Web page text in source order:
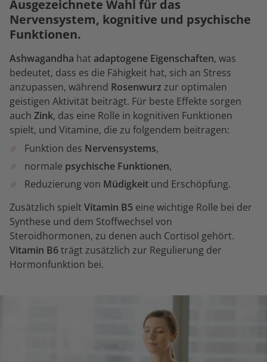
Ausgezeichnete Wahl für das
Nervensystem, kognitive und psychische
Funktionen.
Ashwagandha hat adaptogene Eigenschaften, was
bedeutet, dass es die Fähigkeit hat, sich an Stress
anzupassen, während Rosenwurz zur optimalen
geistigen Aktivität beiträgt. Für beste Effekte sorgen
auch Zink, das eine Rolle in kognitiven Funktionen
spielt, und Vitamine, die zu folgendem beitragen:
Funktion des Nervensystems,
normale psychische Funktionen,
Reduzierung von Müdigkeit und Erschöpfung.
Zusätzlich spieltVitamin B5 eine wichtige Rolle bei der
Synthese und dem Stoffwechsel von
Steroidhormonen, zu denen auch Cortisol gehört.
Vitamin B6trägt zusätzlich zur Regulierung der
Hormonfunktion bei.